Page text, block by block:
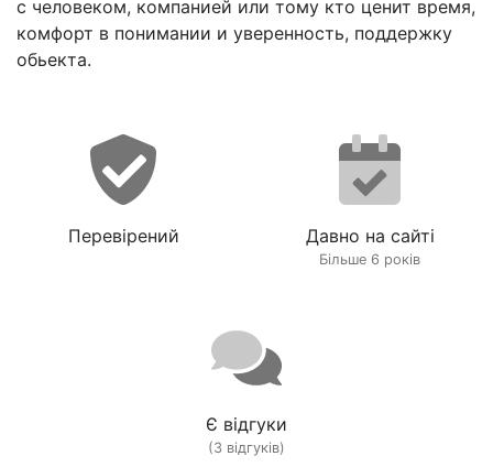
с человеком, компанией или тому кто ценит время,
комфорт в понимании и уверенность, поддержку
обьекта.
Перевірений Давно на сайті
Більше 6 років
Є відгуки
(3 відгуків)